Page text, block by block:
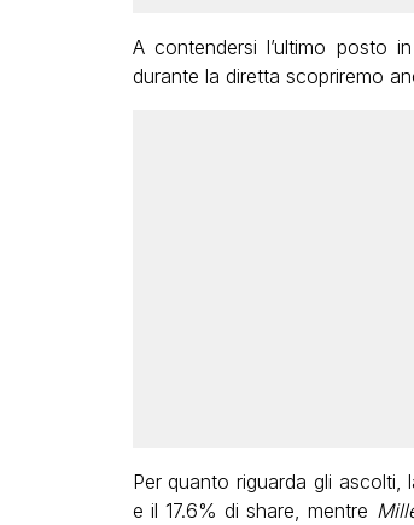
A contendersi l’ultimo posto
durante la diretta scopriremo
Per quanto riguarda gli
e il 17.6% di share, mentre